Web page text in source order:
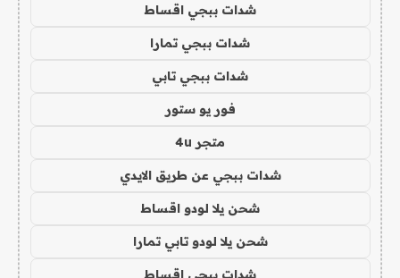
شدات ببجي اقساط
شدات ببجي تمارا
شدات ببجي تابي
فور يو ستور
متجر 4u
شدات ببجي عن طريق الايدي
شحن يلا لودو اقساط
شحن يلا لودو تابي تمارا
شدات ببجي اقساط